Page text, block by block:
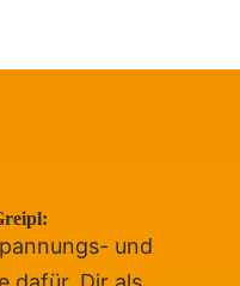
und